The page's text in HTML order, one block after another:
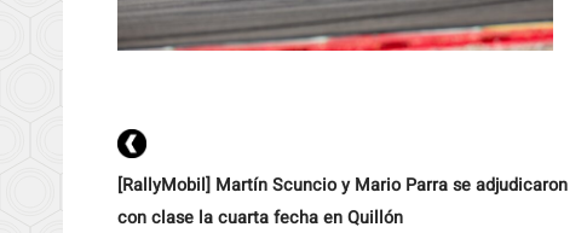
[RallyMobil] Martín Scuncio y Mario Parra se adjudicaron
con clase la cuarta fecha en Quillón